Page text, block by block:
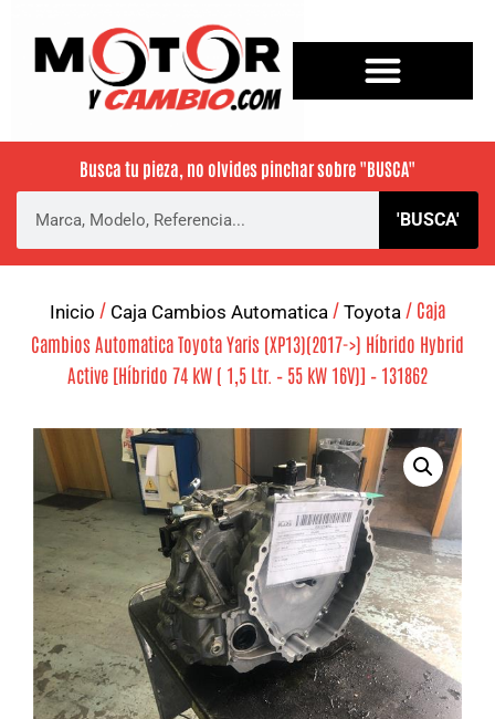
Busca tu pieza, no olvides pinchar sobre "BUSCA"
'BUSCA'
Inicio / Caja Cambios Automatica / Toyota / Caja
Cambios Automatica Toyota Yaris (XP13)(2017->) Híbrido Hybrid
Active [Híbrido 74 kW ( 1,5 Ltr. – 55 kW 16V)] – 131862